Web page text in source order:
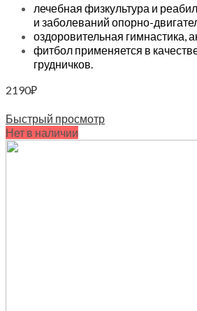
лечебная физкультура и
и заболеваний опорно-
оздоровительная гимнастика,
фитбол применяется в
грудничков.
2190₽
Быстрый просмотр
Нет в наличии